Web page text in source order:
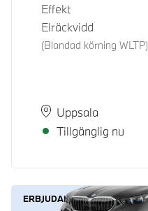
Effekt
Elräckvidd
(Blandad körning WLTP)
PlatsUppsala
Leveranstid
Tillgänglig nu
ERBJUDANDE